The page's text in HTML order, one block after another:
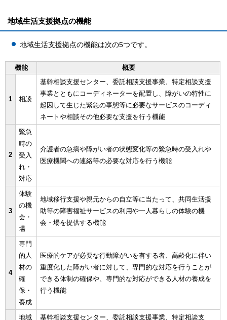
地域生活支援拠点の機能
地域生活支援拠点の機能は次の5つです。
機能 概要
1 相談
基幹相談支援センター、委託相談支援事業、特定相談支援
事業とともにコーディネーターを配置し、障がいの特性に
起因して生じた緊急の事態等に必要なサービスのコーディ
ネートや相談その他必要な支援を行う機能
2
緊急
時の
受入
れ・
対応
介護者の急病や障がい者の状態変化等の緊急時の受入れや
医療機関への連絡等の必要な対応を行う機能
3
体験
の機
会・
場
地域移行支援や親元からの自立等に当たって、共同生活援
助等の障害福祉サービスの利用や一人暮らしの体験の機
会・場を提供する機能
4
専門
的人
材の
確
保・
養成
医療的ケアが必要な行動障がいを有する者、高齢化に伴い
重度化した障がい者に対して、専門的な対応を行うことが
できる体制の確保や、専門的な対応ができる人材の養成を
行う機能
地域
基幹相談支援センター、委託相談支援事業、特定相談支